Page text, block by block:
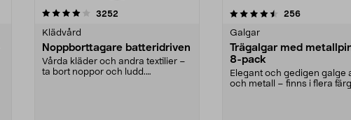
3252
Klädvård
Noppborttagare batteridriven
Vårda kläder och andra textilier –
ta bort noppor och ludd.
4.5av 5 stjärnor 256recensioner
Galgar
Trägalgar med
8-pack
Elegant och gedigen galge
och metall – finns i flera
4.0av 5 stjärnor